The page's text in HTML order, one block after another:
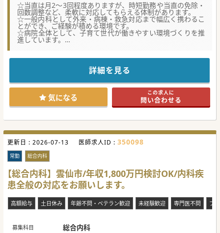
☆当直は月2～3回程度ありますが、時短勤務や当直の免除・
回数調整など、柔軟に対応してもらえる体制があります。
☆一般内科として外来・病棟・救急対応まで幅広く携わるこ
とができ、ご経験が積める環境です。
☆病院全体として、子育て世代が働きやすい環境づくりを推
進しています。
長崎市内の救急協力病院の役割を持った病院です。
患者様は、呼吸器疾患や様々な内科疾患、循環器、脳血管疾
患などを併発している方が多いです。
労働環境が整備と個々のリズムで働ける環境づくりにも力を
尽くしており、
職員が働きやすく、また働きがいのある職場を目指していま
詳細を見る
気になる この求人に
問い合わせる
更新日 : 2026-07-13 医師求人ID : 350098
常勤 総合内科
【総合内科】雲仙市/年収1,800万円検討OK/内科疾
患全般の対応をお願いします。
高額給与 土日休み 年齢不問・ベテラン歓迎 未経験歓迎 専門医不問 ブ
募集科目 総合内科